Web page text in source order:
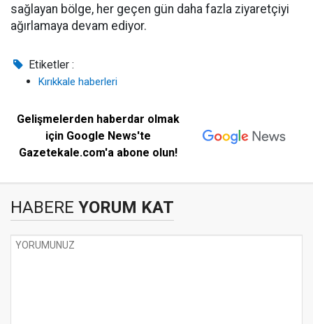
sağlayan bölge, her geçen gün daha fazla ziyaretçiyi
ağırlamaya devam ediyor.
Etiketler :
Kırıkkale haberleri
Gelişmelerden haberdar olmak
için Google News'te
Gazetekale.com'a abone olun!
HABERE YORUM KAT